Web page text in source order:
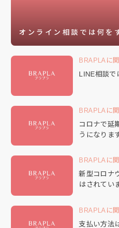
オンライン相談では何を
BRAPLAに
LINE相談で
BRAPLAに
コロナで延
うになりま
BRAPLAに
新型コロナ
はされてい
BRAPLAに
支払い方法